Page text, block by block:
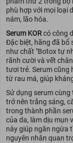
phù hợp với mọi loại
nám, lão hóa.
Serum KORcó công
Đặc biệt, hãng đã bổ
như chất "Botox tự
rãnh cười và vết
tươi trẻ. Serum cũng
từ rau má, giúp
Sử dụng serum cùng
trở nên trắng sáng,
trong thành phần
của da, làm dịu mụn
này giúp ngăn ngừa
nguyên nhân quan